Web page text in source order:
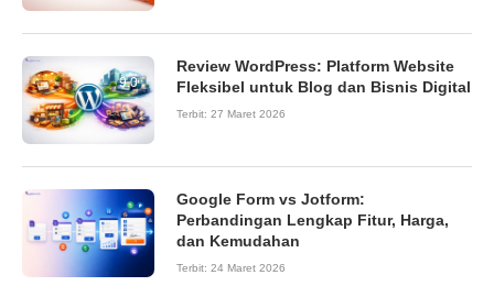
9.0
Review WordPress: Platform Website
Fleksibel untuk Blog dan Bisnis Digital
Terbit: 27 Maret 2026
Google Form vs Jotform:
Perbandingan Lengkap Fitur, Harga,
dan Kemudahan
Terbit: 24 Maret 2026